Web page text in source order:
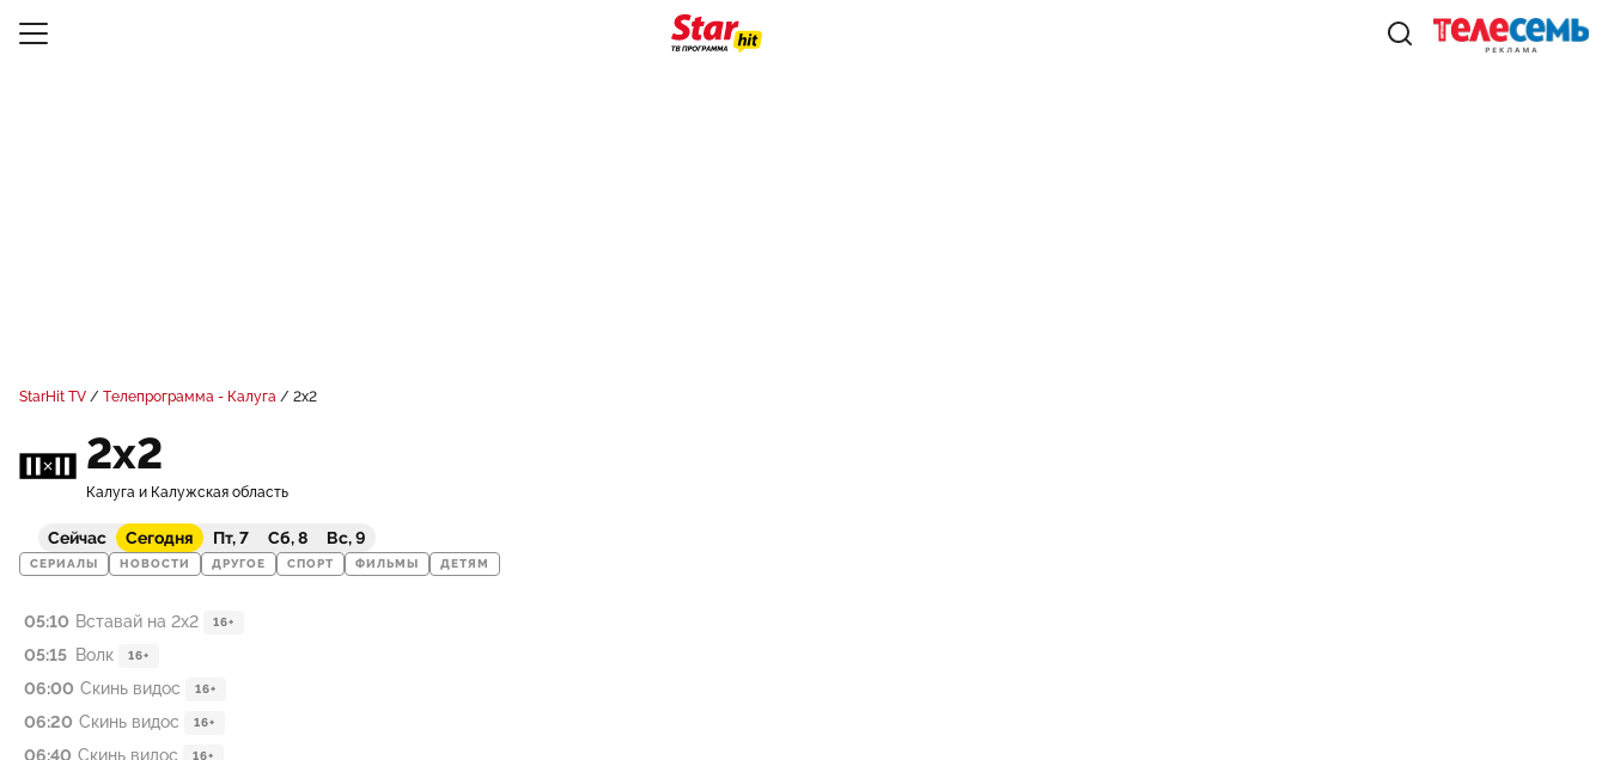
StarHit TV Телепрограмма - Калуга 2x2
2x2
Калуга и Калужская область
Сейчас Сегодня Пт, 7 Сб, 8 Вс, 9
СЕРИАЛЫ НОВОСТИ ДРУГОЕ СПОРТ ФИЛЬМЫ ДЕТЯМ
05:10 Вставай на 2х2 16+
05:15 Волк 16+
06:00 Скинь видос 16+
06:20 Скинь видос 16+
06:40 Скинь видос 16+